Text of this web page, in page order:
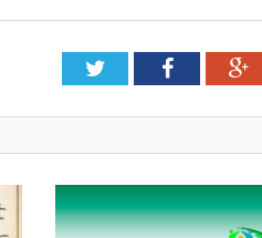
TwitterFacebook